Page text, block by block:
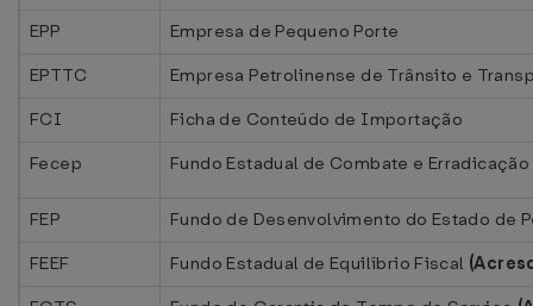
EPP
Empresa de Pequeno Porte
EPTTC
Empresa Petrolinense de Trânsito e
FCI
Ficha de Conteúdo de Importação
Fecep
Fundo Estadual de Combate e
FEP
Fundo de Desenvolvimento do Estado de
FEEF
Fundo Estadual de Equilíbrio Fiscal